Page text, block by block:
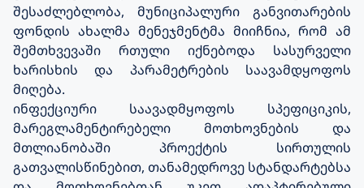
შესაძლებლობა, მუნიციპალური განვითარების
ფონდის ახალმა მენეჯმენტმა მიიჩნია, რომ ამ
შემთხვევაში რთული იქნებოდა სასურველი
ხარისხის და პარამეტრების საავამდყოფოს
მიღება.
ინფექციური საავადმყოფოს სპეფიციკის,
მარეგლამენტირებელი მოთხოვნების და
მთლიანობაში პროექტის სირთულის
გათვალისწინებით, თანამედროვე სტანდარტებსა